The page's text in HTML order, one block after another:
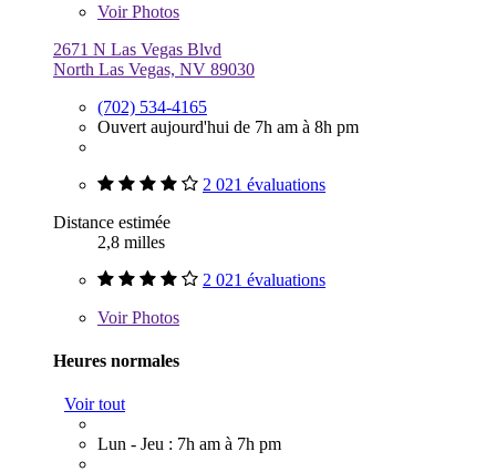
VoirPhotos
2671 N Las Vegas Blvd
North Las Vegas, NV 89030
(702) 534-4165
Ouvert aujourd'hui de 7h am à 8h pm
2 021 évaluations
Distance estimée
2,8 milles
2 021 évaluations
VoirPhotos
Heures normales
Voir tout
Lun - Jeu : 7h am à 7h pm